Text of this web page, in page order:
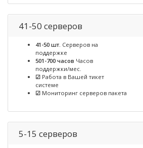
41-50 серверов
41-50 шт. Серверов на
поддержке
501-700 часов Часов
поддержки/мес.
☑ Работа в Вашей тикет
системе
☑ Мониторинг серверов пакета
5-15 серверов